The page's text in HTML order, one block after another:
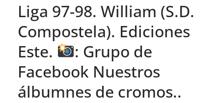
Liga 97-98. William (S.D.
Compostela). Ediciones
Este.
: Grupo de
Facebook Nuestros
álbumnes de cromos..